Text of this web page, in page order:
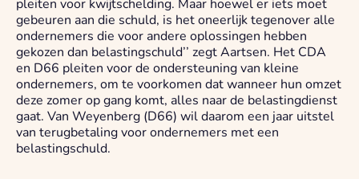
pleiten voor kwijtschelding. Maar hoewel er iets moet
gebeuren aan die schuld, is het oneerlijk tegenover alle
ondernemers die voor andere oplossingen hebben
gekozen dan belastingschuld’’ zegt Aartsen. Het CDA
en D66 pleiten voor de ondersteuning van kleine
ondernemers, om te voorkomen dat wanneer hun omzet
deze zomer op gang komt, alles naar de belastingdienst
gaat. Van Weyenberg (D66) wil daarom een jaar uitstel
van terugbetaling voor ondernemers met een
belastingschuld.